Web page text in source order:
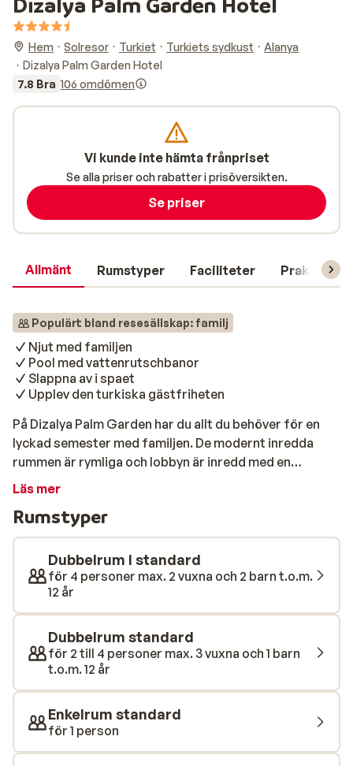
Hem Solresor Turkiet Turkiets sydkust
Alanya
Dizalya Palm Garden Hotel
7.8 Bra 106 omdömen
Allmänt Rumstyper Faciliteter Praktisk
Populärt bland resesällskap: familj
Njut med familjen
Pool med vattenrutschbanor
Slappna av i spaet
Upplev den turkiska gästfriheten
På Dizalya Palm Garden har du allt du behöver för en
lyckad semester med familjen. De modernt inredda
rummen är rymliga och lobbyn är inredd med en
orientalisk touch. Dagarna och kvällarna fylls enkelt
Poolområdet på Dizalya Palm Garden är en glädjekälla
med sina spännande vattenrutschkanor. Kring poolerna
finns solstolar och parasoller utspridda och poolbaren
serverar uppfriskande drycker. På stranden som ligger
bara en kort promenad bort kan du njuta av solen och
det klara vattnet. Oavsett om du väljer en dag vid
poolen eller på stranden har du en bar i närheten för att
hämta något svalkande att dricka. De yngsta
besökarna kan roa sig med att plaska i en av poolerna,
åka vattenrutschkana eller leka i miniklubben medan de
vuxna kopplar av under ett parasoll eller skämmer bort
sig med en hamam-behandling. Hotellet erbjuder ett
enastående utbud av mat och dryck för att
Läs mer
Rumstyper
Dubbelrum I standard
för 4 personer max. 2 vuxna och 2 barn t.o.m.
12 år
Dubbelrum standard
för 2 till 4 personer max. 3 vuxna och 1 barn
t.o.m. 12 år
Enkelrum standard
för 1 person
Vi kunde inte hämta frånpriset
Se alla priser och rabatter i prisöversikten.
Se priser